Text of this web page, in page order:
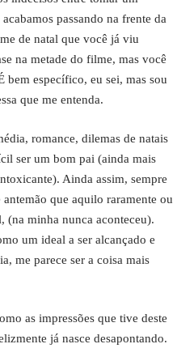
passando na frente da
de natal que você já viu
na metade do filme, mas você
bem específico, eu sei, mas sou
que me entenda.
romance, dilemas de natais
ser um bom pai (ainda mais
Ainda assim, sempre
que aquilo raramente ou
(na minha nunca aconteceu).
um ideal a ser alcançado e
me parece ser a coisa mais
as impressões que tive deste
já nasce desapontando.